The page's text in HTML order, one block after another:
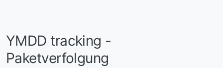
YMDD tracking -
Paketverfolgung